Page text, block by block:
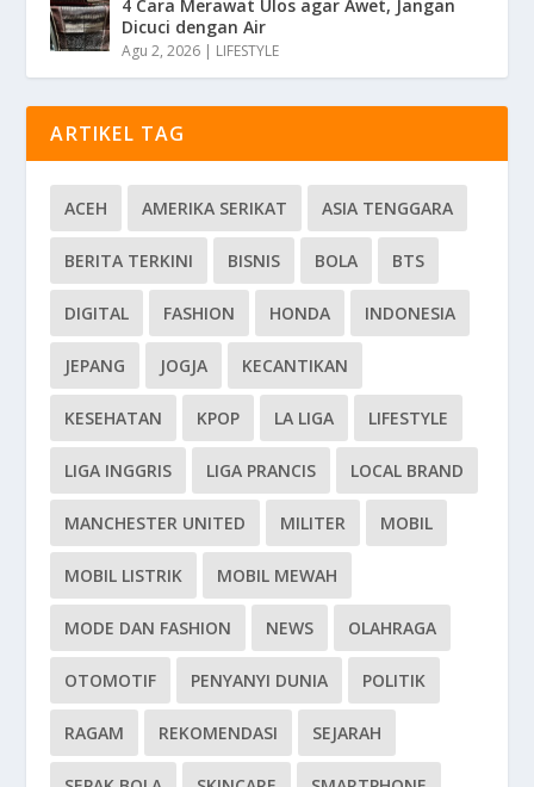
4 Cara Merawat Ulos agar Awet, Jangan
Dicuci dengan Air
Agu 2, 2026 | LIFESTYLE
ARTIKEL TAG
ACEH AMERIKA SERIKAT ASIA TENGGARA
BERITA TERKINI BISNIS BOLA BTS
DIGITAL FASHION HONDA INDONESIA
JEPANG JOGJA KECANTIKAN
KESEHATAN KPOP LA LIGA LIFESTYLE
LIGA INGGRIS LIGA PRANCIS LOCAL BRAND
MANCHESTER UNITED MILITER MOBIL
MOBIL LISTRIK MOBIL MEWAH
MODE DAN FASHION NEWS OLAHRAGA
OTOMOTIF PENYANYI DUNIA POLITIK
RAGAM REKOMENDASI SEJARAH